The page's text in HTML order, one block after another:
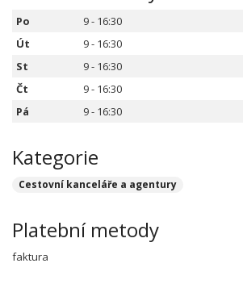
Po
9 - 16:30
Út
9 - 16:30
St
9 - 16:30
Čt
9 - 16:30
Pá
9 - 16:30
Kategorie
Cestovní kanceláře a agentury
Platební metody
faktura